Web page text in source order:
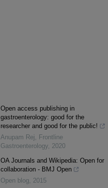
Open access publishing in
gastroenterology: good for the
researcher and good for the public!
Anupam Rej, Frontline
Gastroenterology, 2020
OA Journals and Wikipedia: Open for
collaboration - BMJ Open
Open blog, 2015